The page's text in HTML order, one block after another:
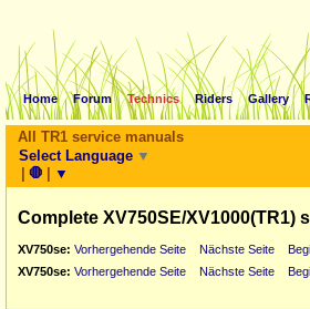
Home Forum Technics Riders Gallery
All TR1 service manuals
Select Language ▼
| 🛑 | ▼
Complete XV750SE/XV1000(TR1)
XV750se: Vorhergehende Seite Nächste Seite
XV750se: Vorhergehende Seite Nächste Seite